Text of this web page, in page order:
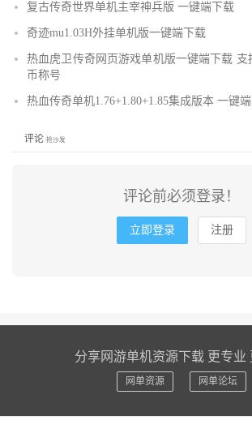
复古传奇世界单机主宰神兵版 一键端下载
奇迹mu1.03H外挂单机版一键端下载
热血虎卫传奇网页游戏单机版一键端下载 支
币称号
热血传奇单机1.76+1.80+1.85集成版本 一键
评论 抢沙发
评论前必须登录！
立即登录 注册
分享网游单机资源下载 更专业
网单资源 网单论坛